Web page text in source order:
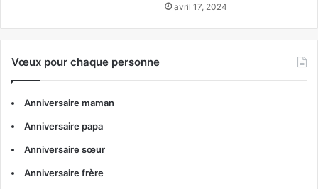
avril 17, 2024
Vœux pour chaque personne
Anniversaire maman
Anniversaire papa
Anniversaire sœur
Anniversaire frère